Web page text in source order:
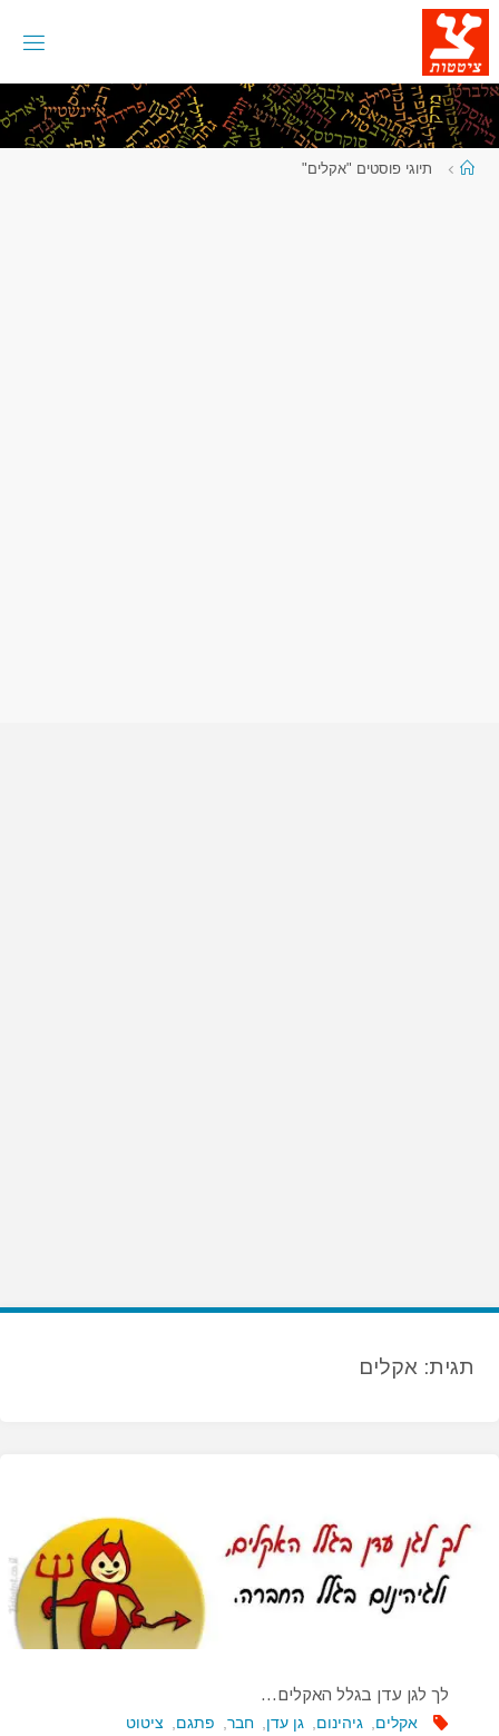
דלגו
לתוכן
עמודתיוגי פוסטים "אקלים"
תגית: אקלים
לך לגן עדן בגלל האקלים…
אקלים, גיהינום, גן עדן, חבר, פתגם, ציטוט